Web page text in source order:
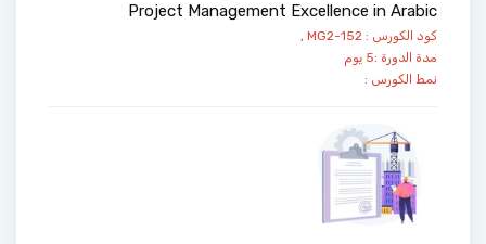
Project Management Excellence in Arabic
كود الكورس : MG2-152 ,
مدة الدورة :5 يوم
نمط الكورس :